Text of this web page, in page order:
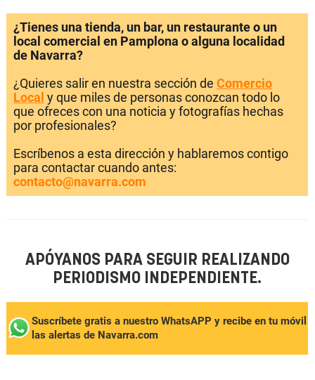
¿Tienes una tienda, un bar, un restaurante o un
local comercial en Pamplona o alguna localidad
de Navarra?
¿Quieres salir en nuestra sección de Comercio
Local y que miles de personas conozcan todo lo
que ofreces con una noticia y fotografías hechas
por profesionales?
Escríbenos a esta dirección y hablaremos contigo
para contactar cuando antes:
contacto@navarra.com
APÓYANOS PARA SEGUIR REALIZANDO
PERIODISMO INDEPENDIENTE.
Suscríbete gratis a nuestro WhatsAPP y recibe en tu móvil
las alertas de Navarra.com